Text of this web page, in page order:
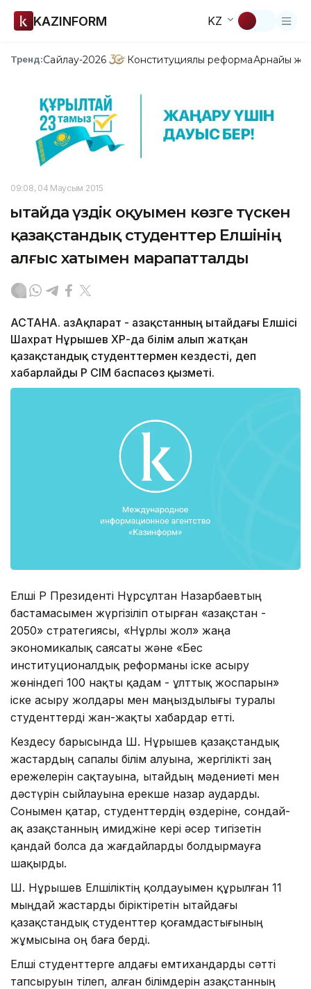
KAZINFORM KZ
Тренд:Сайлау-2026 Конституциялық реформаАрнайы
09:08, 04 Маусым 2015
Қытайда үздік оқуымен көзге түскен
қазақстандық студенттер Елшінің
алғыс хатымен марапатталды
АСТАНА. ҚазАқпарат - Қазақстанның Қытайдағы Елшісі
Шахрат Нұрышев ҚХР-да білім алып жатқан
қазақстандық студенттермен кездесті, деп
хабарлайды ҚР СІМ баспасөз қызметі.
Елші ҚР Президенті Нұрсұлтан Назарбаевтың
бастамасымен жүргізіліп отырған «Қазақстан -
2050» стратегиясы, «Нұрлы жол» жаңа
экономикалық саясаты және «Бес
институционалдық реформаны іске асыру
жөніндегі 100 нақты қадам - ұлттық жоспарын»
іске асыру жолдары мен маңыздылығы туралы
студенттерді жан-жақты хабардар етті.
Кездесу барысында Ш. Нұрышев қазақстандық
жастардың сапалы білім алуына, жергілікті заң
ережелерін сақтауына, Қытайдың мәдениеті мен
дәстүрін сыйлауына ерекше назар аударды.
Сонымен қатар, студенттердің өздеріне, сондай-
ақ Қазақстанның имиджіне кері әсер тигізетін
қандай болса да жағдайларды болдырмауға
шақырды.
Ш. Нұрышев Елшіліктің қолдауымен құрылған 11
мыңдай жастарды біріктіретін Қытайдағы
қазақстандық студенттер қоғамдастығының
жұмысына оң баға берді.
Елші студенттерге алдағы емтихандарды сәтті
тапсыруын тілеп, алған білімдерін Қазақстанның